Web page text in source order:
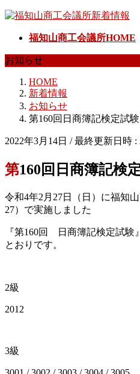
コ
ン
ツ
ナ
ー
シ
福知山商工会議所HOME
お知らせ
HOME
新着情報
お知らせ
第160回日商簿記検定試
2022年3月14日 / 最終更新日時 :
第160回日商簿記
令和4年2月27日（日）に福知
27）で実施しました
『第160回 日商簿記検定試験
とおりです。
2級
2012
3級